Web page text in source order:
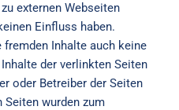
externen Webseiten
Einfluss haben.
Inhalte auch keine
der verlinkten Seiten
oder Betreiber der Seiten
wurden zum